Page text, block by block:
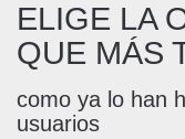
ELIGE LA
QUE MÁS
como ya lo han
usuarios